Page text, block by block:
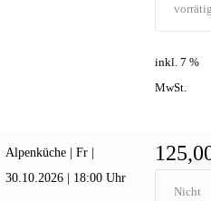
inkl. 7 %
MwSt.
Alpenküche | Fr |
30.10.2026 | 18:00 Uhr
Nicht